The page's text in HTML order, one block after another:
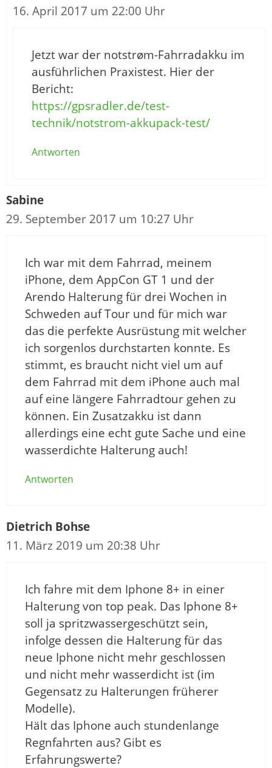
16. April 2017 um 22:00 Uhr
Jetzt war der notstrøm-Fahrradakku im
ausführlichen Praxistest. Hier der
Bericht:
https://gpsradler.de/test-
technik/notstrom-akkupack-test/
Antworten
Sabine
29. September 2017 um 10:27 Uhr
Ich war mit dem Fahrrad, meinem
iPhone, dem AppCon GT 1 und der
Arendo Halterung für drei Wochen in
Schweden auf Tour und für mich war
das die perfekte Ausrüstung mit welcher
ich sorgenlos durchstarten konnte. Es
stimmt, es braucht nicht viel um auf
dem Fahrrad mit dem iPhone auch mal
auf eine längere Fahrradtour gehen zu
können. Ein Zusatzakku ist dann
allerdings eine echt gute Sache und eine
wasserdichte Halterung auch!
Antworten
Dietrich Bohse
11. März 2019 um 20:38 Uhr
Ich fahre mit dem Iphone 8+ in einer
Halterung von top peak. Das Iphone 8+
soll ja spritzwassergeschützt sein,
infolge dessen die Halterung für das
neue Iphone nicht mehr geschlossen
und nicht mehr wasserdicht ist (im
Gegensatz zu Halterungen früherer
Modelle).
Hält das Iphone auch stundenlange
Regnfahrten aus? Gibt es
Erfahrungswerte?